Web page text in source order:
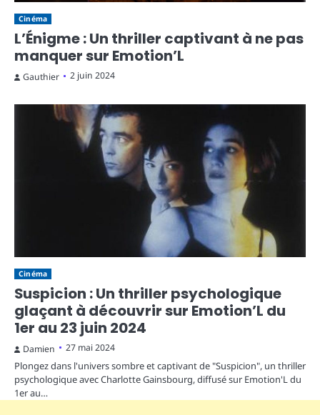
Cinéma
L’Énigme : Un thriller captivant à ne pas
manquer sur Emotion’L
Gauthier 2 juin 2024
Cinéma
Suspicion : Un thriller psychologique
glaçant à découvrir sur Emotion’L du
1er au 23 juin 2024
Damien 27 mai 2024
Plongez dans l'univers sombre et captivant de "Suspicion", un thriller
psychologique avec Charlotte Gainsbourg, diffusé sur Emotion'L du
1er au…